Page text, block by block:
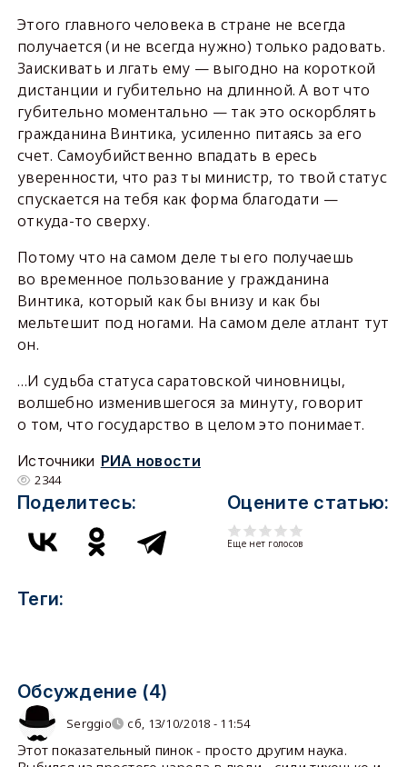
Этого главного человека в стране не всегда
получается (и не всегда нужно) только радовать.
Заискивать и лгать ему — выгодно на короткой
дистанции и губительно на длинной. А вот что
губительно моментально — так это оскорблять
гражданина Винтика, усиленно питаясь за его
счет. Самоубийственно впадать в ересь
уверенности, что раз ты министр, то твой статус
спускается на тебя как форма благодати —
откуда-то сверху.
Потому что на самом деле ты его получаешь
во временное пользование у гражданина
Винтика, который как бы внизу и как бы
мельтешит под ногами. На самом деле атлант тут
он.
…И судьба статуса саратовской чиновницы,
волшебно изменившегося за минуту, говорит
о том, что государство в целом это понимает.
Источники РИА новости
2344
Поделитесь: Оцените статью:
Еще нет голосов
Теги:
Обсуждение (4)
Serggio сб, 13/10/2018 - 11:54
Этот показательный пинок - просто другим наука.